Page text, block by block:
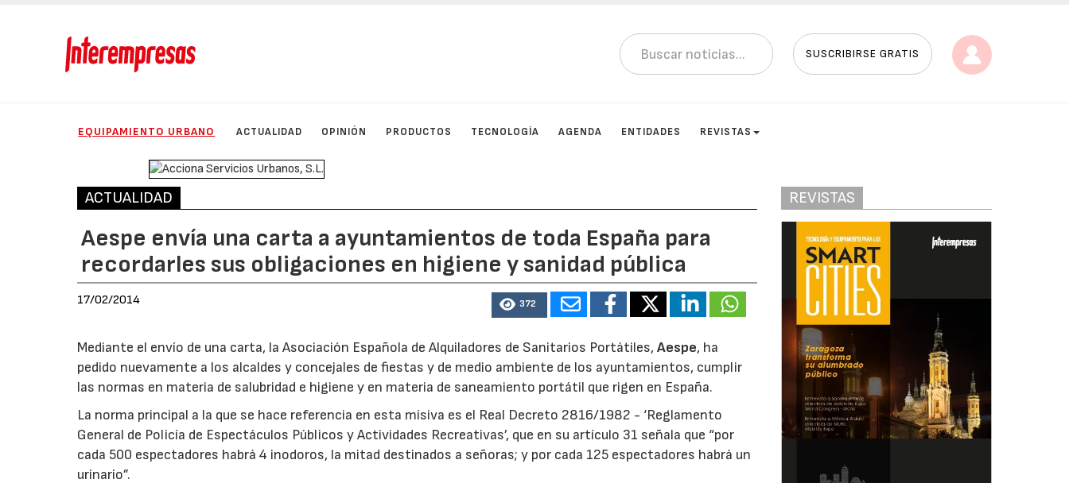
SUSCRIBIRSE GRATIS
EQUIPAMIENTO URBANO ACTUALIDAD OPINIÓN PRODUCTOS TECNOLOGÍA AGENDA ENTIDADES REVISTAS
ACTUALIDAD
Aespe envía una carta a ayuntamientos de toda España para
recordarles sus obligaciones en higiene y sanidad pública
17/02/2014 372
Mediante el envío de una carta, la Asociación Española de Alquiladores de Sanitarios Portátiles,Aespe, ha
pedido nuevamente a los alcaldes y concejales de fiestas y de medio ambiente de los ayuntamientos, cumplir
las normas en materia de salubridad e higiene y en materia de saneamiento portátil que rigen en España.
La norma principal a la que se hace referencia en esta misiva es el Real Decreto 2816/1982 - ‘Reglamento
General de Policía de Espectáculos Públicos y Actividades Recreativas’, que en su artículo 31 señala que “por
cada 500 espectadores habrá 4 inodoros, la mitad destinados a señoras; y por cada 125 espectadores habrá un
urinario”.
REVISTAS